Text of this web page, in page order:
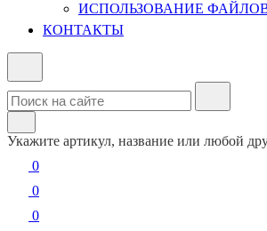
ИСПОЛЬЗОВАНИЕ ФАЙЛОВ
КОНТАКТЫ
Укажите артикул, название или любой
0
0
0